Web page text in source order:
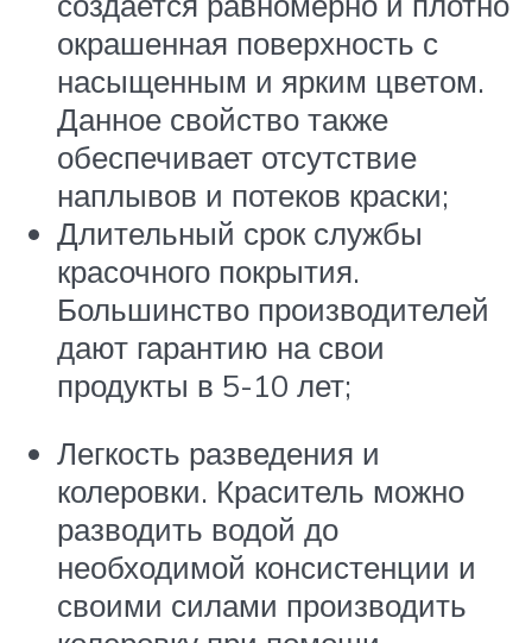
окрашенная поверхность с
насыщенным и ярким цветом.
Данное свойство также
обеспечивает отсутствие
наплывов и потеков краски;
Длительный срок службы
красочного покрытия.
Большинство производителей
дают гарантию на свои
продукты в 5-10 лет;
Легкость разведения и
колеровки. Краситель можно
разводить водой до
необходимой консистенции и
своими силами производить